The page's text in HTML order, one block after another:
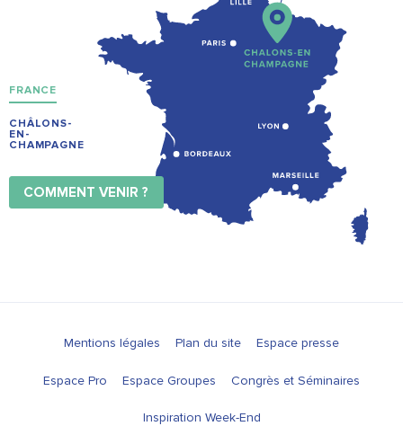
FRANCE
CHÂLONS-
EN-
CHAMPAGNE
COMMENT VENIR ?
Mentions légales Plan du site Espace presse
Espace Pro Espace Groupes Congrès et Séminaires
Inspiration Week-End